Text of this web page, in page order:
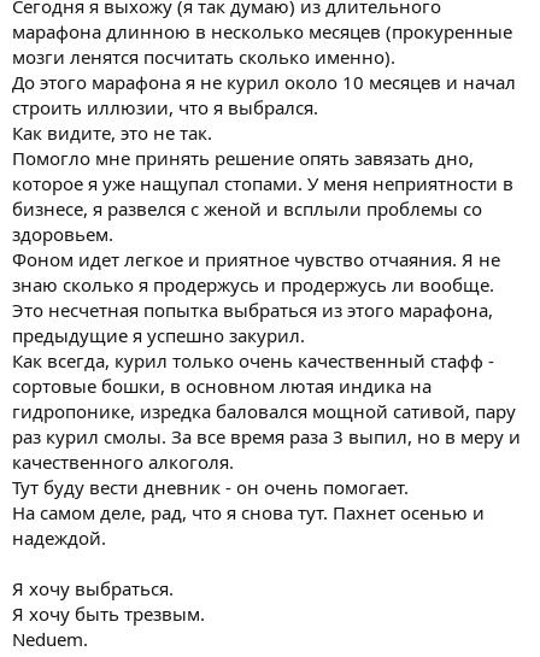
Сегодня я выхожу (я так думаю) из длительного
марафона длинною в несколько месяцев (прокуренные
мозги ленятся посчитать сколько именно).
До этого марафона я не курил около 10 месяцев и начал
строить иллюзии, что я выбрался.
Как видите, это не так.
Помогло мне принять решение опять завязать дно,
которое я уже нащупал стопами. У меня неприятности в
бизнесе, я развелся с женой и всплыли проблемы со
здоровьем.
Фоном идет легкое и приятное чувство отчаяния. Я не
знаю сколько я продержусь и продержусь ли вообще.
Это несчетная попытка выбраться из этого марафона,
предыдущие я успешно закурил.
Как всегда, курил только очень качественный стафф -
сортовые бошки, в основном лютая индика на
гидропонике, изредка баловался мощной сативой, пару
раз курил смолы. За все время раза 3 выпил, но в меру и
качественного алкоголя.
Тут буду вести дневник - он очень помогает.
На самом деле, рад, что я снова тут. Пахнет осенью и
надеждой.
Я хочу выбраться.
Я хочу быть трезвым.
Neduem.